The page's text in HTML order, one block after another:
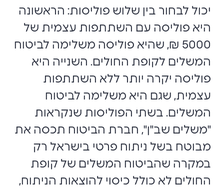
יכול לבחור בין שלוש פוליסות: הראשונה
היא פוליסה עם השתתפות עצמית של
5000 ₪, שהיא פוליסה משלימה לביטוח
המשלים לקופת החולים. השנייה היא
פוליסה יקרה יותר ללא השתתפות
עצמית, שגם היא משלימה לביטוח
המשלים. בשתי הפוליסות שנקראות
"משלים שב"ן", חברת הביטוח תכסה את
מבוטח בשל ניתוח פרטי בישראל רק
במקרה שהביטוח המשלים של קופת
החולים לא כולל כיסוי להוצאות הניתוח,